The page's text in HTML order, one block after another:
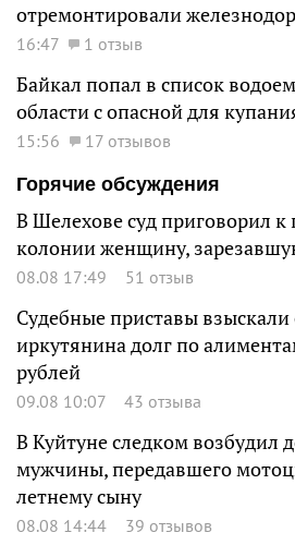
отремонтировали
16:47 1 отзыв
Байкал попал в список
области с опасной для
15:56
17 отзывов
Горячие обсуждения
В Шелехове суд приговорил к
колонии женщину,
08.08 17:49 51 отзыв
Судебные приставы взыскали
иркутянина долг по
рублей
09.08 10:07 43 отзыва
В Куйтуне следком возбудил
мужчины, передавшего
летнему сыну
08.08 14:44 39 отзывов